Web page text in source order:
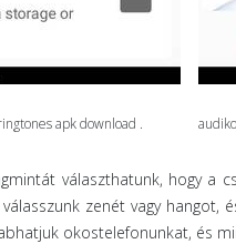
apk download .
választhatunk, hogy a
zenét vagy
okostelefonunkat, és